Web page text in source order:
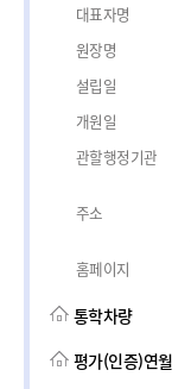
대표자명
원장명
설립일
개원일
관할행정기관
주소
홈페이지
통학차량
평가(인증)연월